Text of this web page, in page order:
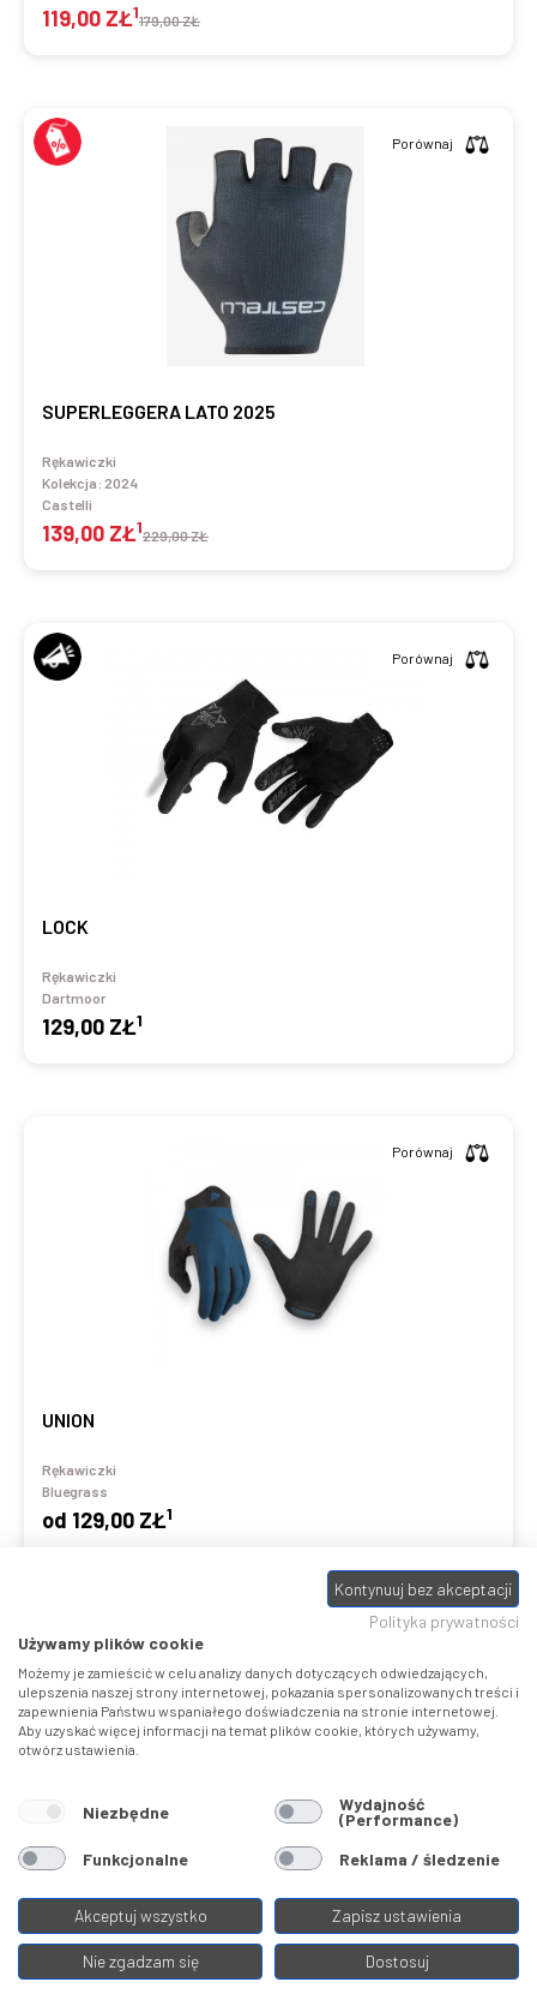
119,00 ZŁ1179,00 ZŁ
SUPERLEGGERA LATO 2025
Rękawiczki
Kolekcja: 2024
Castelli
139,00 ZŁ1229,00 ZŁ
Porównaj
LOCK
Rękawiczki
Dartmoor
129,00 ZŁ1
Porównaj
UNION
Rękawiczki
Bluegrass
od 129,00 ZŁ1
Porównaj
VAPOR LITE
Rękawiczki
Bluegrass
Kontynuuj bez akceptacji
Polityka prywatności
Używamy plików cookie
Możemy je zamieścić w celu analizy danych dotyczących odwiedzających,
ulepszenia naszej strony internetowej, pokazania spersonalizowanych treści i
zapewnienia Państwu wspaniałego doświadczenia na stronie internetowej.
Aby uzyskać więcej informacji na temat plików cookie, których używamy,
otwórz ustawienia.
Niezbędne Wydajność
(Performance)
Funkcjonalne
Reklama / śledzenie
Akceptuj wszystko Zapisz ustawienia
Nie zgadzam się Dostosuj